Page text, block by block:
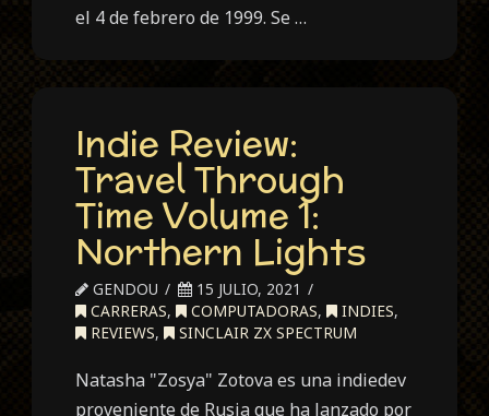
el 4 de febrero de 1999. Se …
Indie Review:
Travel Through
Time Volume 1:
Northern Lights
GENDOU
15 JULIO, 2021
CARRERAS, COMPUTADORAS, INDIES,
REVIEWS, SINCLAIR ZX SPECTRUM
Natasha "Zosya" Zotova es una indiedev
proveniente de Rusia que ha lanzado por